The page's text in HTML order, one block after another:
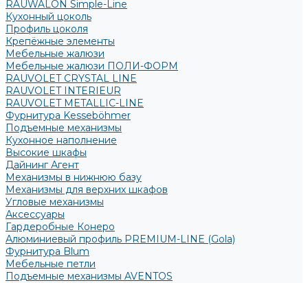
RAUWALON Simple-Line
Кухонный цоколь
Профиль цоколя
Крепёжные элементы
Мебельные жалюзи
Мебельные жалюзи ПОЛИ-ФОРМ
RAUVOLET CRYSTAL LINE
RAUVOLET INTERIEUR
RAUVOLET METALLIC-LINE
Фурнитура Kesseböhmer
Подъемные механизмы
Кухонное наполнение
Высокие шкафы
Дайнинг Агент
Механизмы в нижнюю базу
Механизмы для верхних шкафов
Угловые механизмы
Аксессуары
Гардеробные Конеро
Алюминиевый профиль PREMIUM-LINE (Gola)
Фурнитура Blum
Мебельные петли
Подъемные механизмы AVENTOS